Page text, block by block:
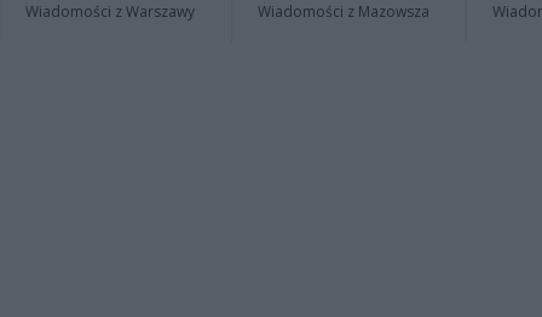
Wiadomości z Warszawy Wiadomości z Mazowsza